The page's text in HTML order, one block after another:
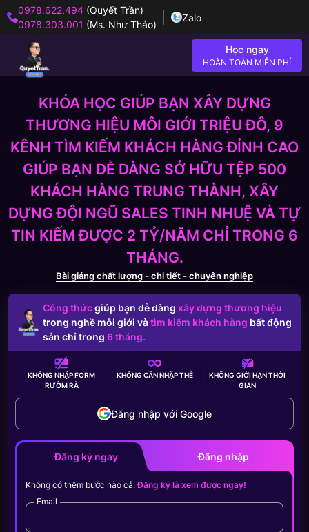
0978.622.494 (Quyết Trần)
0978.303.001 (Ms. Như Thảo)
Zalo
Học ngay
HOÀN TOÀN MIỄN PHÍ
KHÓA HỌC GIÚP BẠN XÂY DỰNG
THƯƠNG HIỆU MÔI GIỚI TRIỆU ĐÔ, 9
KÊNH TÌM KIẾM KHÁCH HÀNG ĐỈNH CAO
GIÚP BẠN DỄ DÀNG SỞ HỮU TỆP 500
KHÁCH HÀNG TRUNG THÀNH, XÂY
DỰNG ĐỘI NGŨ SALES TINH NHUỆ VÀ TỰ
TIN KIẾM ĐƯỢC 2 TỶ/NĂM CHỈ TRONG 6
THÁNG.
Bài giảng chất lượng - chi tiết - chuyên nghiệp
Công thứcgiúp bạn dễ dàng xây dựng thương hiệu
trong nghề môi giới vàtìm kiếm khách hàng bất động
sản chỉ trong 6 tháng.
KHÔNG NHẬP FORM
RƯỜM RÀ
KHÔNG CẦNNHẬP THẺ KHÔNG GIỚI HẠNTHỜI
GIAN
Đăng nhập với Google
Đăng ký ngay Đăng nhập
Không có thêm bước nào cả.Đăng ký là xem được ngay!
Email